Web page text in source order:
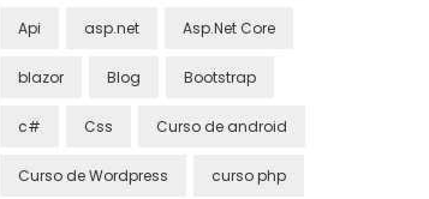
Api asp.net Asp.Net Core
blazor Blog Bootstrap
c# Css Curso de android
Curso de Wordpress curso php